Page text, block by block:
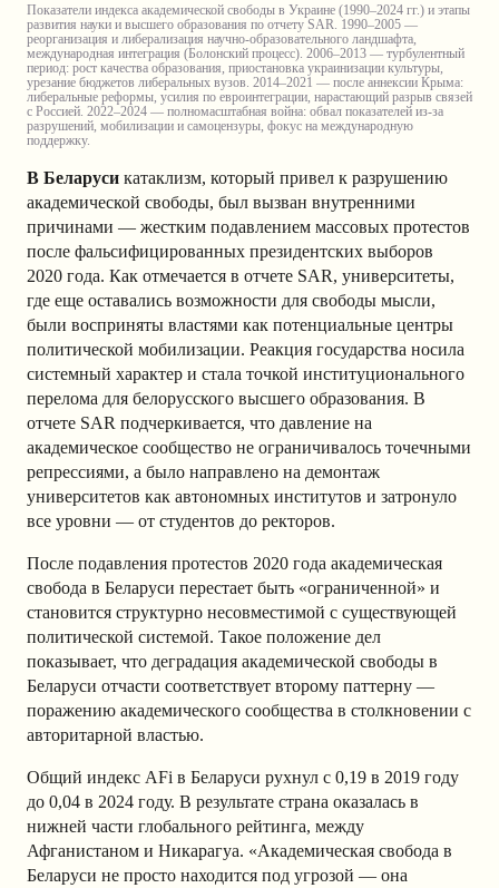
Показатели индекса академической свободы в Украине (1990–2024 гг.) и этапы
развития науки и высшего образования по отчету SAR. 1990–2005 —
реорганизация и либерализация научно-образовательного ландшафта,
международная интеграция (Болонский процесс). 2006–2013 — турбулентный
период: рост качества образования, приостановка украинизации культуры,
урезание бюджетов либеральных вузов. 2014–2021 — после аннексии Крыма:
либеральные реформы, усилия по евроинтеграции, нарастающий разрыв связей
с Россией. 2022–2024 — полномасштабная война: обвал показателей из-за
разрушений, мобилизации и самоцензуры, фокус на международную
поддержку.
В Беларуси катаклизм, который привел к разрушению
академической свободы, был вызван внутренними
причинами — жестким подавлением массовых протестов
после фальсифицированных президентских выборов
2020 года. Как отмечается в отчете SAR, университеты,
где еще оставались возможности для свободы мысли,
были восприняты властями как потенциальные центры
политической мобилизации. Реакция государства носила
системный характер и стала точкой институционального
перелома для белорусского высшего образования. В
отчете SAR подчеркивается, что давление на
академическое сообщество не ограничивалось точечными
репрессиями, а было направлено на демонтаж
университетов как автономных институтов и затронуло
все уровни — от студентов до ректоров.
После подавления протестов 2020 года академическая
свобода в Беларуси перестает быть «ограниченной» и
становится структурно несовместимой с существующей
политической системой. Такое положение дел
показывает, что деградация академической свободы в
Беларуси отчасти соответствует второму паттерну —
поражению академического сообщества в столкновении с
авторитарной властью.
Общий индекс AFi в Беларуси рухнул с 0,19 в 2019 году
до 0,04 в 2024 году. В результате страна оказалась в
нижней части глобального рейтинга, между
Афганистаном и Никарагуа. «Академическая свобода в
Беларуси не просто находится под угрозой — она